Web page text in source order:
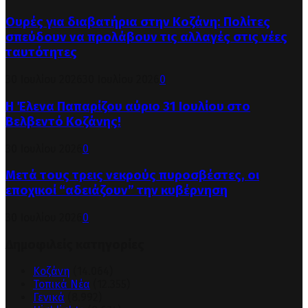
Ουρές για διαβατήρια στην Κοζάνη: Πολίτες
σπεύδουν να προλάβουν τις αλλαγές στις νέες
ταυτότητες
0
Η Έλενα Παπαρίζου αύριο 31 Ιουλίου στο
Βελβεντό Κοζάνης!
0
Μετά τους τρεις νεκρούς πυροσβέστες, οι
εποχικοί “αδειάζουν” την κυβέρνηση
0
Κοζάνη
Τοπικά Νέα
Γενικά